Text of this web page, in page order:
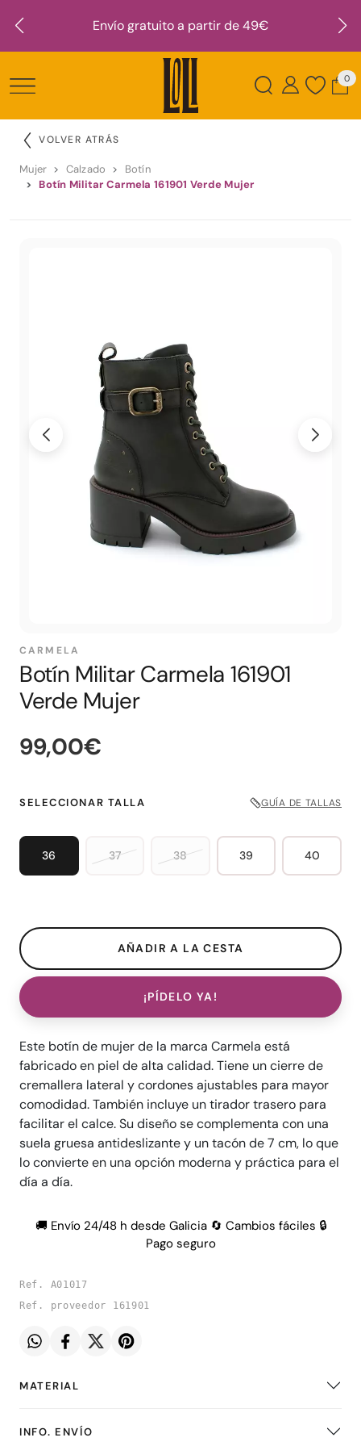
Envío gratuito a partir de 49€
0
VOLVER ATRÁS
Mujer Calzado
Botín
Botín Militar Carmela 161901 Verde Mujer
CARMELA
Botín Militar Carmela 161901
Verde Mujer
99,00€
SELECCIONAR TALLA GUÍA DE TALLAS
36 37 38 39 40
¡PÍDELO YA!
Este botín de mujer de la marca Carmela está
fabricado en piel de alta calidad. Tiene un cierre de
cremallera lateral y cordones ajustables para mayor
comodidad. También incluye un tirador trasero para
facilitar el calce. Su diseño se complementa con una
suela gruesa antideslizante y un tacón de 7 cm, lo que
lo convierte en una opción moderna y práctica para el
día a día.
🚚 Envío 24/48 h desde Galicia 🔄 Cambios fáciles 🔒
Pago seguro
Ref. A01017
Ref. proveedor 161901
MATERIAL
INFO. ENVÍO